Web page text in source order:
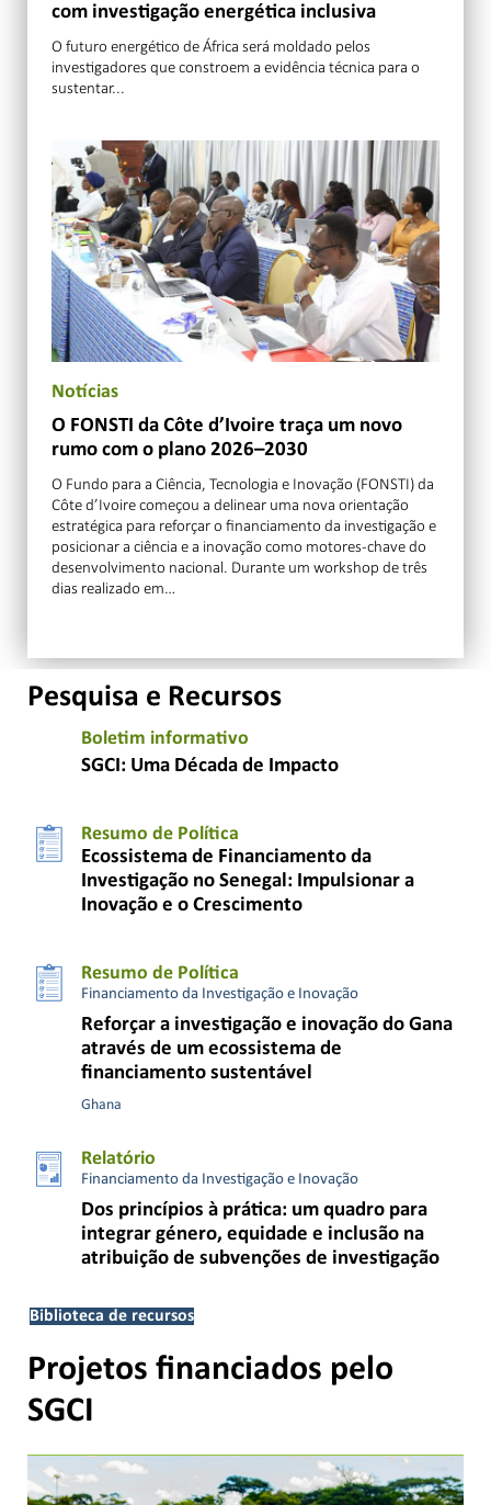
com investigação energética inclusiva
O futuro energético de África será moldado pelos
investigadores que constroem a evidência técnica para o
sustentar...
Notícias
O FONSTI da Côte d’Ivoire traça um novo
rumo com o plano 2026–2030
O Fundo para a Ciência, Tecnologia e Inovação (FONSTI) da
Côte d’Ivoire começou a delinear uma nova orientação
estratégica para reforçar o financiamento da investigação e
posicionar a ciência e a inovação como motores-chave do
desenvolvimento nacional. Durante um workshop de três
dias realizado em…
Pesquisa e Recursos
Boletim informativo
SGCI: Uma Década de Impacto
Resumo de Política
Ecossistema de Financiamento da
Investigação no Senegal: Impulsionar a
Inovação e o Crescimento
Resumo de Política
Financiamento da Investigação e Inovação
Reforçar a investigação e inovação do Gana
através de um ecossistema de
financiamento sustentável
Ghana
Relatório
Financiamento da Investigação e Inovação
Dos princípios à prática: um quadro para
integrar género, equidade e inclusão na
atribuição de subvenções de investigação
Biblioteca de recursos
Projetos financiados pelo
SGCI